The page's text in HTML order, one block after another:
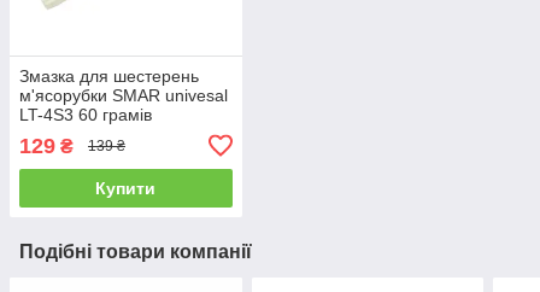
Змазка для шестерень
м'ясорубки SMAR univesal
LT-4S3 60 грамів
129 ₴ 139 ₴
Купити
Подібні товари компанії